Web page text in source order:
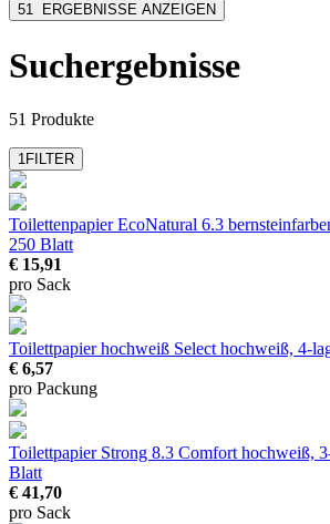
Fripa
M Line
M Paper
51 ERGEBNISSE ANZEIGEN
Suchergebnisse
51 Produkte
1FILTER
Toilettenpapier EcoNatural 6.3
250 Blatt
€ 15,91
pro Sack
Toilettpapier hochweiß Select hochweiß, 4-
€ 6,57
pro Packung
Toilettpapier Strong 8.3 Comfort hochweiß,
Blatt
€ 41,70
pro Sack